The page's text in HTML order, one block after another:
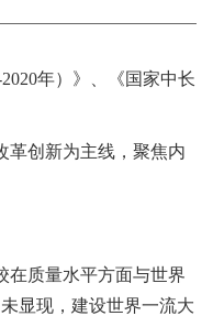
年）》、《国家中长
创新为主线，聚焦内
在质量水平方面与世界
显现，建设世界一流大